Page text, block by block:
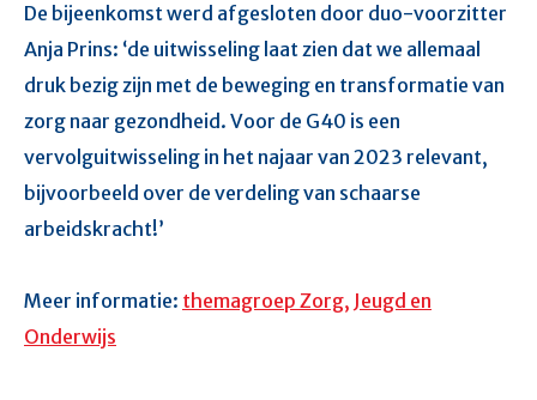
De bijeenkomst werd afgesloten door duo-voorzitter
Anja Prins: ‘de uitwisseling laat zien dat we allemaal
druk bezig zijn met de beweging en transformatie van
zorg naar gezondheid. Voor de G40 is een
vervolguitwisseling in het najaar van 2023 relevant,
bijvoorbeeld over de verdeling van schaarse
arbeidskracht!’
Meer informatie: themagroep Zorg, Jeugd en
Onderwijs